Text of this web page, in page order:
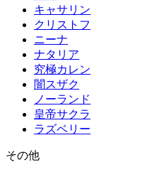
キャサリン
クリストフ
ニーナ
ナタリア
究極カレン
闇スザク
ノーランド
皇帝サクラ
ラズベリー
その他